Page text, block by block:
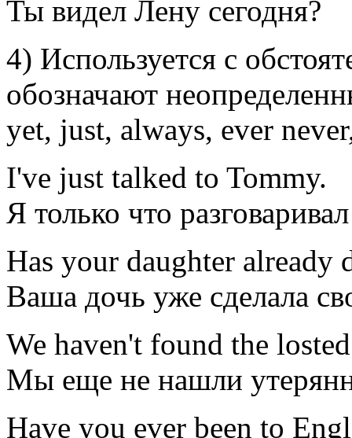
Ты видел Лену сегодня?
4) Используется с
обозначают
yet, just, always, ever
I've just talked to Tommy.
Я только что разговаривал
Has your daughter already
Ваша дочь уже сделала
We haven't found the
Мы еще не нашли
Have you ever been to